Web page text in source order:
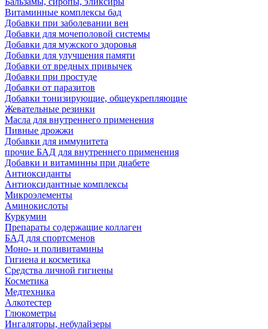
Витаминные комплексы бад
Добавки при заболевании вен
Добавки для мочеполовой системы
Добавки для мужского здоровья
Добавки для улучшения памяти
Добавки от вредных привычек
Добавки при простуде
Добавки от паразитов
Добавки тонизирующие, общеукрепляющие
Жевательные резинки
Масла для внутреннего применения
Пивные дрожжи
Добавки для иммунитета
прочие БАД для внутреннего применения
Добавки и витаминны при диабете
Антиоксиданты
Антиоксидантные комплексы
Микроэлементы
Аминокислоты
Куркумин
Препараты содержащие коллаген
БАД для спортсменов
Моно- и поливитамины
Гигиена и косметика
Средства личной гигиены
Косметика
Медтехника
Алкотестер
Глюкометры
Ингаляторы, небулайзеры